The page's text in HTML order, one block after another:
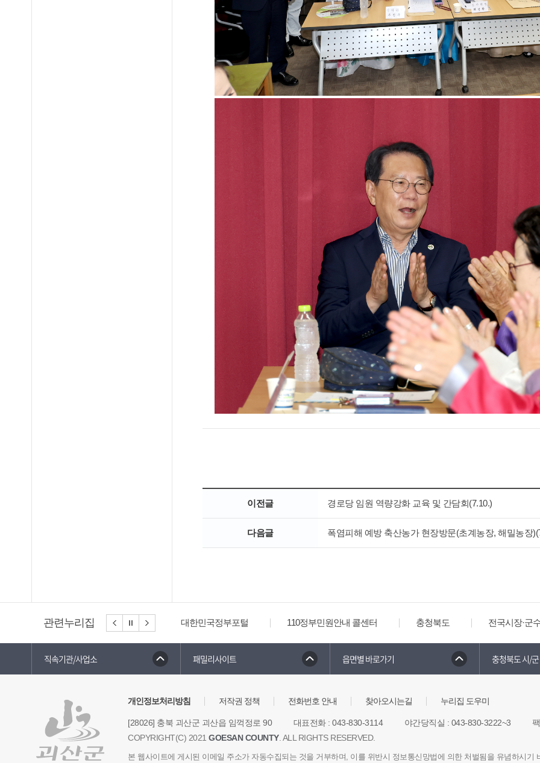
이전글 경로당 임원 역량강화 교육 및 간담회(7.10.)
다음글 폭염피해 예방 축산농가 현장방문(초계농장, 해밀농장
관련누리집 대한민국정부포털 110정부민원안내 콜센터 충청북도 전국시장·군
직속기관/사업소 패밀리사이트 읍면별 바로가기 충청북도 시/군
개인정보처리방침 저작권 정책 전화번호 안내 찾아오시는길 누리집 도우미
[28026] 충북 괴산군 괴산읍 임꺽정로 90 대표전화: 043-830-3114 야간당직실 : 043-830-3222~3
COPYRIGHT(C) 2021 GOESAN COUNTY. ALL RIGHTS RESERVED.
본 웹사이트에 게시된 이메일 주소가 자동수집되는 것을 거부하며, 이를 위반시 정보통신망법에 의한 처벌됨을 유념하시기